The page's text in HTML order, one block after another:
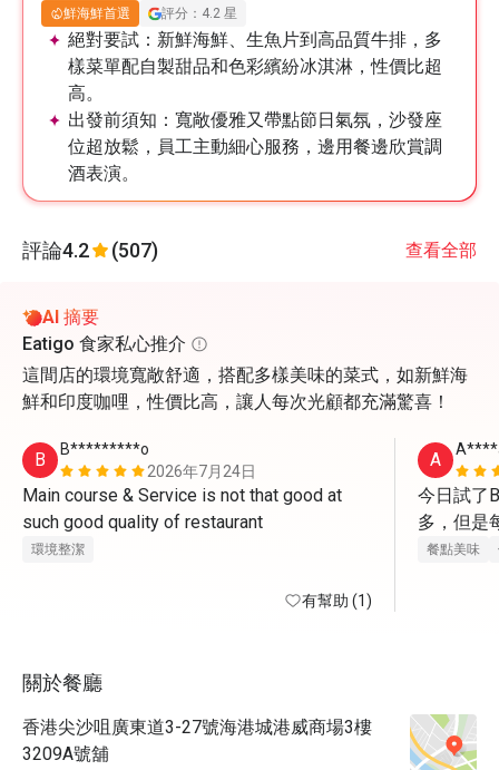
鮮海鮮首選 評分：4.2 星
絕對要試： 新鮮海鮮、生魚片到高品質牛排，多
樣菜單配自製甜品和色彩繽紛冰淇淋，性價比超
高。
出發前須知： 寬敞優雅又帶點節日氣氛，沙發座
位超放鬆，員工主動細心服務，邊用餐邊欣賞調
酒表演。
評論4.2 (507) 查看全部
AI 摘要
Eatigo 食家私心推介
這間店的環境寬敞舒適，搭配多樣美味的菜式，如新鮮海
鮮和印度咖哩，性價比高，讓人每次光顧都充滿驚喜！
B
B*********o
2026年7月24日
Main course & Service is not that good at
環境整潔
有幫助 (1)
A
今日試了
多，但是
餐點美味
關於餐廳
香港尖沙咀廣東道3-27號海港城港威商場3樓
3209A號舖